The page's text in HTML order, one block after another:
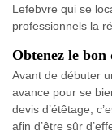
Lefebvre qui se
professionnels la
Obtenez le bon
Avant de débuter
avance pour se
devis d’étêtage,
afin d’être sûr